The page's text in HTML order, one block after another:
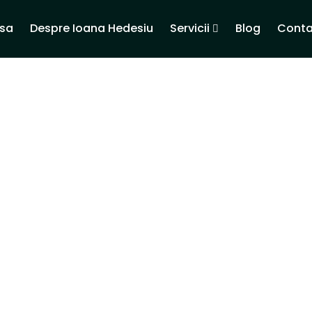
Despre Ioana Hedesiu Servicii Blog